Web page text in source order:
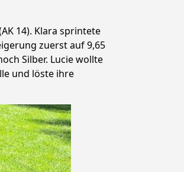
14). Klara sprintete
zuerst auf 9,65
Silber. Lucie wollte
und löste ihre